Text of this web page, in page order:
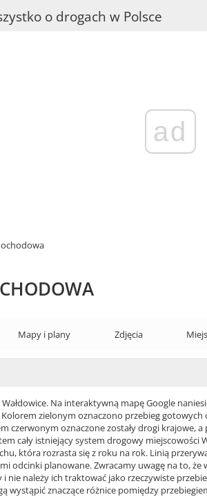
o drogach w Polsce
ad
Mapy i plany Zdjęcia
Na interaktywną mapę Google
zielonym oznaczono przebieg
czerwonym oznaczone zostały drogi krajowe,
cały istniejący system drogowy miejscowości
która rozrasta się z roku na rok. Linią
odcinki planowane. Zwracamy uwagę na to, że
należy ich traktować jako rzeczywiste
znaczące różnice pomiędzy